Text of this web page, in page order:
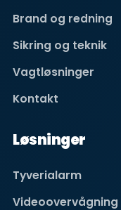
Brand og redning
Sikring og teknik
Vagtløsninger
Kontakt
Løsninger
Tyverialarm
Videoovervågning